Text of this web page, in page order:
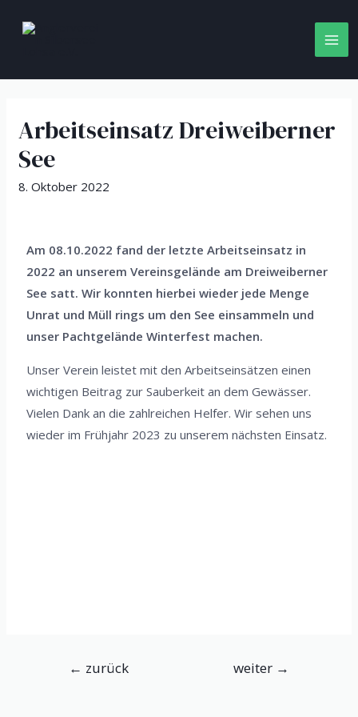
Arbeitseinsatz Dreiweiberner
See
8. Oktober 2022
Am 08.10.2022 fand der letzte Arbeitseinsatz in
2022 an unserem Vereinsgelände am Dreiweiberner
See satt. Wir konnten hierbei wieder jede Menge
Unrat und Müll rings um den See einsammeln und
unser Pachtgelände Winterfest machen.
Unser Verein leistet mit den Arbeitseinsätzen einen
wichtigen Beitrag zur Sauberkeit an dem Gewässer.
Vielen Dank an die zahlreichen Helfer. Wir sehen uns
wieder im Frühjahr 2023 zu unserem nächsten Einsatz.
← zurück weiter →